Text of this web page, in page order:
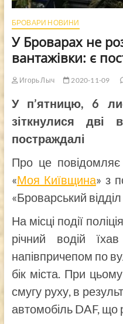
БРОВАРИ НОВИНИ
У Броварах не
вантажівки: є
Игорь Лыч 2020-11-09
У п’ятницю, 6
зіткнулися дві
постраждалі
Про це повідомляє
«Моя Київщина» з
«Броварський відділ
На місці події
річний водій
напівпричепом по
бік міста. При
смугу руху, в
автомобіль DAF, що